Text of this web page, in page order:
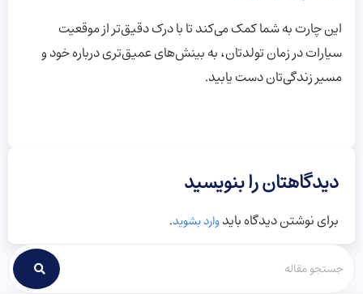
این چارت به شما کمک می‌کند تا با درک دقیق‌تر از موقعیت
سیارات در زمان تولدتان، به بینش‌های عمیق‌تری درباره خود و
مسیر زندگی‌تان دست یابید.
دیدگاهتان را بنویسید
برای نوشتن دیدگاه بایدوارد بشوید.